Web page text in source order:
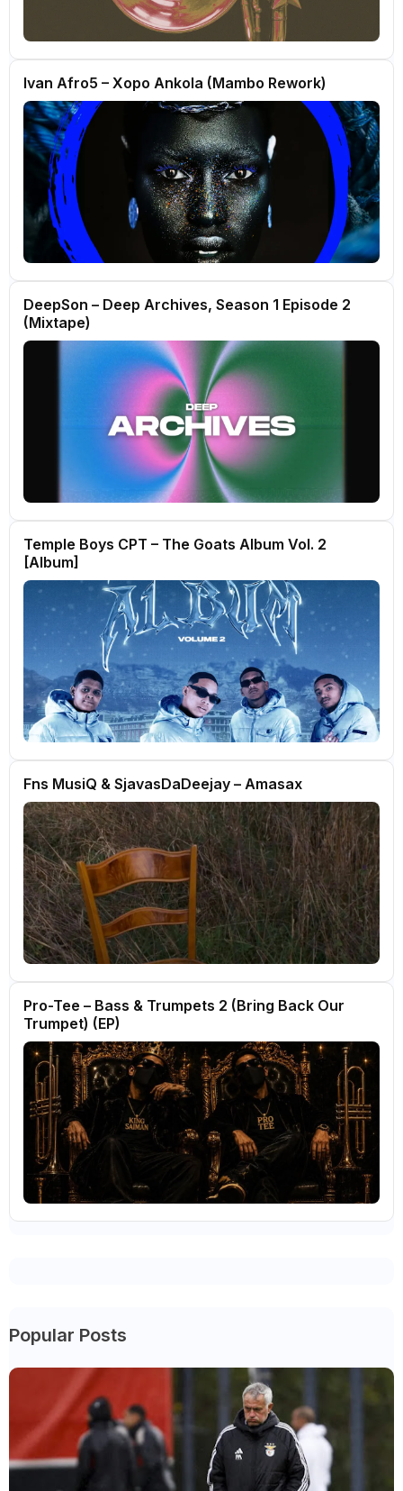
Ivan Afro5 – Xopo Ankola (Mambo Rework)
DeepSon – Deep Archives, Season 1 Episode 2
(Mixtape)
Temple Boys CPT – The Goats Album Vol. 2
[Album]
Fns MusiQ & SjavasDaDeejay – Amasax
Pro-Tee – Bass & Trumpets 2 (Bring Back Our
Trumpet) (EP)
Popular Posts